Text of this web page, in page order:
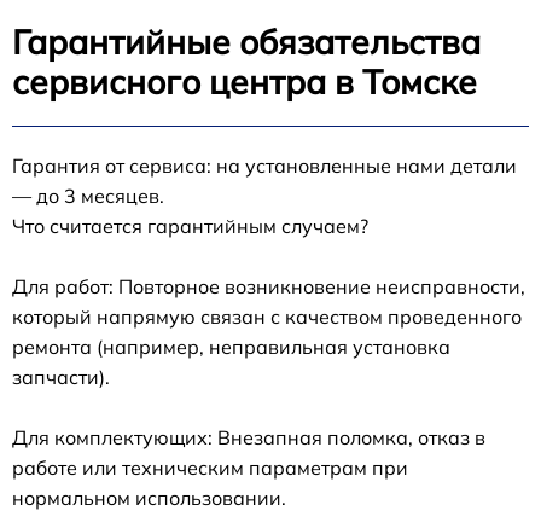
Гарантийные обязательства
сервисного центра в Томске
Гарантия от сервиса: на установленные нами детали
— до 3 месяцев.
Что считается гарантийным случаем?
Для работ: Повторное возникновение неисправности,
который напрямую связан с качеством проведенного
ремонта (например, неправильная установка
запчасти).
Для комплектующих: Внезапная поломка, отказ в
работе или техническим параметрам при
нормальном использовании.